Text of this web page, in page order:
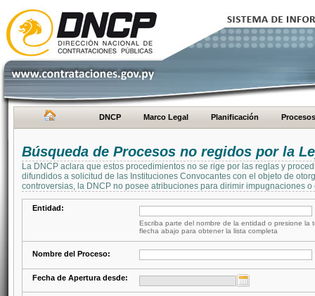
DNCP Marco Legal Planificación Procesos
Búsqueda de Procesos no regidos por la
La DNCP aclara que estos procedimientos no se rige por las reglas y
difundidos a solicitud de las Instituciones Convocantes con el objeto de
controversias, la DNCP no posee atribuciones para dirimir impugnaciones
Entidad:
Escriba parte del nombre de la entidad o presione la
flecha abajo para obtener la lista completa
Nombre del Proceso:
Fecha de Apertura desde: